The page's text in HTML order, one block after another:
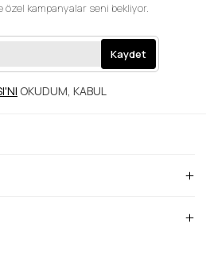
özel kampanyalar seni bekliyor.
Kaydet
OKUDUM, KABUL